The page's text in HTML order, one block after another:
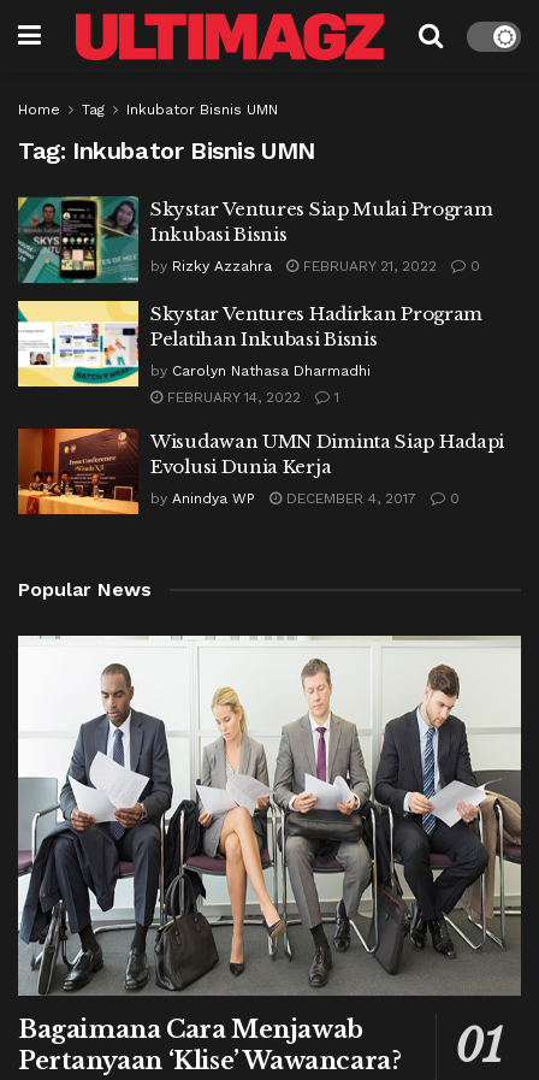
Home Tag Inkubator Bisnis UMN
Tag: Inkubator Bisnis UMN
Skystar Ventures Siap Mulai Program
Inkubasi Bisnis
by Rizky Azzahra FEBRUARY 21, 2022 0
Skystar Ventures Hadirkan Program
Pelatihan Inkubasi Bisnis
by Carolyn Nathasa Dharmadhi
FEBRUARY 14, 2022
1
Wisudawan UMN Diminta Siap Hadapi
Evolusi Dunia Kerja
by Anindya WP DECEMBER 4, 2017 0
Popular News
Bagaimana Cara Menjawab
Pertanyaan ‘Klise’ Wawancara?